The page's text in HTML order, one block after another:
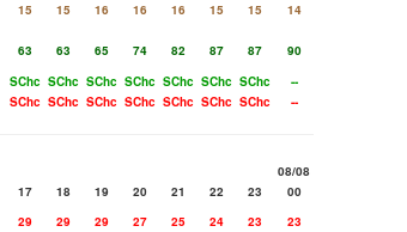
15 15 16 16 16 15 15
14
63 63 65 74 82 87 87
90
SChc SChc SChc SChc SChc SChc SChc
--
SChc SChc SChc SChc SChc SChc SChc --
08/08
17 18 19 20 21 22 23
00
29 29 29 27 25 24 23
23